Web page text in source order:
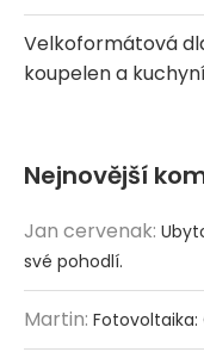
Velkoformátová
koupelen a
Nejnovější
Jan cervenak:
své pohodlí.
Martin: